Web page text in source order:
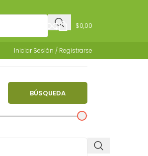
$0,00
Iniciar Sesión / Registrarse
BÚSQUEDA